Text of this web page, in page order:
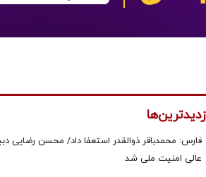
فارس: محمدباقر ذوالقدر استعفا داد/ محسن رضایی
عالی امنیت ملی شد